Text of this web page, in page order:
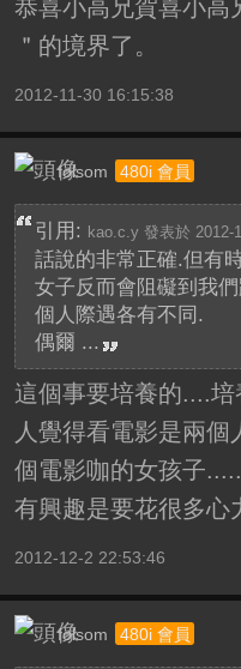
恭喜小高兄賀喜小高
＂的境界了。
2012-11-30 16:15:38
folsom 480i 會員
引用: kao.c.y 發表於 2012-
話說的非常正確.但有
女子反而會阻礙到我
個人際遇各有不同.
偶爾 ...
這個事要培養的....
人覺得看電影是兩
個電影咖的女孩子
有興趣是要花很多心
2012-12-2 22:53:46
folsom 480i 會員